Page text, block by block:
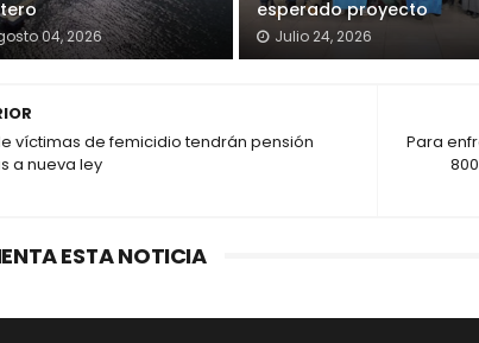
04, 2026
esperado proyecto
Julio 24, 2026
Para
víctimas de femicidio tendrán pensión
a nueva ley
ESTA NOTICIA